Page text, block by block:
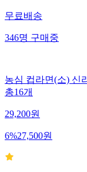
무료배송
346명 구매중
농심 컵라면(소) 신
총16개
29,200원
6%27,500원